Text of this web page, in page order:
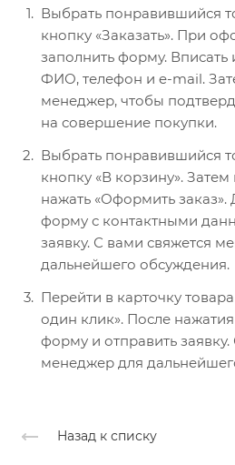
Выбрать понравившийся
кнопку «Заказать». При
заполнить форму.
ФИО, телефон и e-mail.
менеджер, чтобы
на совершение покупки.
Выбрать понравившийся
кнопку «В корзину».
нажать «Оформить заказ».
форму с контактными
заявку. С вами свяжется
дальнейшего обсуждения.
Перейти в карточку
один клик». После
форму и отправить
менеджер для
Назад к списку